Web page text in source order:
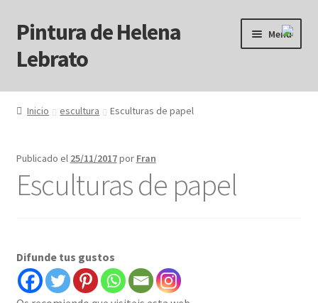
Ir
a
la
Ir
al
contenido
Pintura de Helena
Lebrato
Menú
Inicio
Arcanos
Carrito
Inicio escultura Esculturas de papel
Publicado el 25/11/2017por Fran
Esculturas de papel
Difunde tus gustos